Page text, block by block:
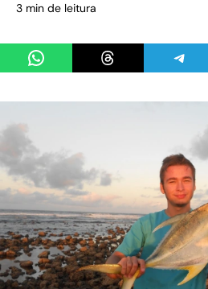
3 min de leitura
Share on WhatsAppShare on Threads